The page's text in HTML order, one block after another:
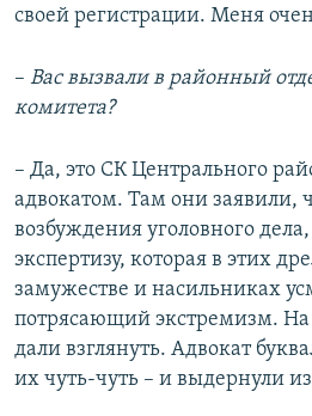
своей регистрации. Меня
– Вас вызвали в районный
комитета?
– Да, это СК Центрального
адвокатом. Там они заявили,
возбуждения уголовного
экспертизу, которая в этих
замужестве и насильниках
потрясающий экстремизм.
дали взглянуть. Адвокат
их чуть-чуть – и выдернули